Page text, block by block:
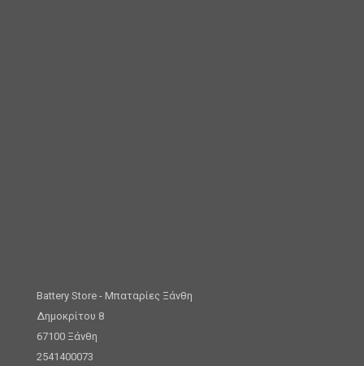
Battery Store - Μπαταρίες Ξάνθη
Δημοκρίτου 8
67100 Ξάνθη
2541400073